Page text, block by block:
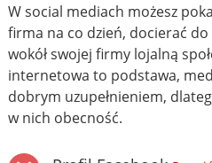
W social mediach możesz
firma na co dzień, docierać
wokół swojej firmy lojalną
internetowa to podstawa,
dobrym uzupełnieniem,
w nich obecność.